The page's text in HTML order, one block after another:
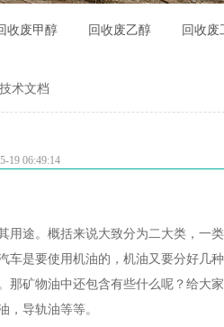
收废甲醇 回收废乙醇 回收废
技术文档
19 06:49:14
用途。概括来说大致分为二大类，
车是要使用机油的，机油又要分好几
那矿物油中还包含有些什么呢？给大
，导轨油等等。